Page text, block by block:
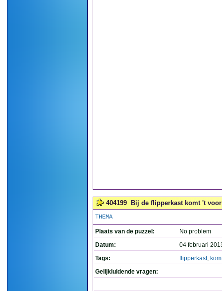
404199 Bij de flipperkast komt 't
THEMA
Plaats van de puzzel:
No problem
Datum:
04 februari
Tags:
flipperkast,
Gelijkluidende vragen: